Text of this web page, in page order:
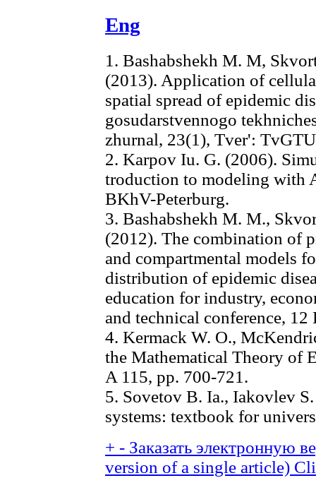
Eng
1. Bashabshekh M. M,
(2013). Application of
spatial spread of epidemic
gosudarstvennogo
zhurnal, 23(1), Tver':
2. Karpov Iu. G. (2006).
troduction to modeling with
BKhV-Peterburg.
3. Bashabshekh M. M.,
(2012). The combination of
and compartmental models
distribution of epidemic
education for industry,
and technical conference,
4. Kermack W. O.,
the Mathematical Theory of
A 115, pp. 700-721.
5. Sovetov B. Ia., Iakovlev
systems: textbook for
+ - Заказать электронную
version of a single article)